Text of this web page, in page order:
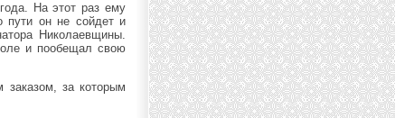
На этот раз ему
пути он не сойдет и
Николаевщины.
и пообещал свою
заказом, за которым